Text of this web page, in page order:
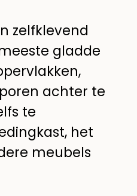
zelfklevend
gladde
achter te
te
het
meubels